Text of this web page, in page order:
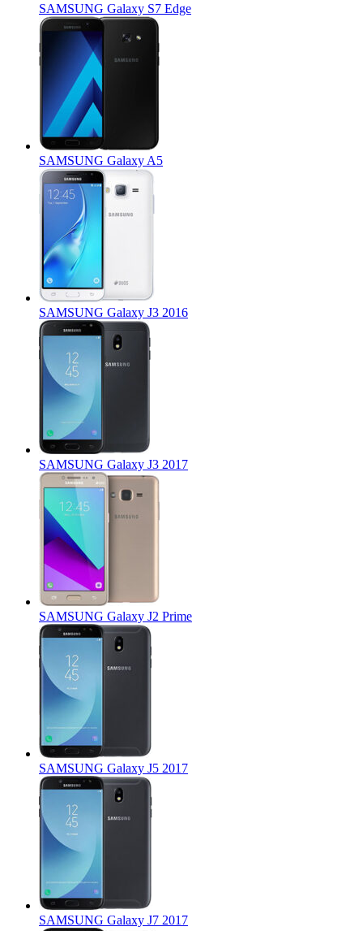
SAMSUNG Galaxy S7 Edge
SAMSUNG Galaxy A5
SAMSUNG Galaxy J3 2016
SAMSUNG Galaxy J3 2017
SAMSUNG Galaxy J2 Prime
SAMSUNG Galaxy J5 2017
SAMSUNG Galaxy J7 2017